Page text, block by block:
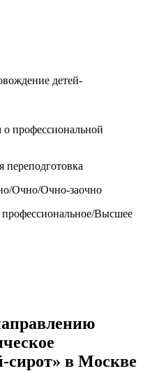
детей-
профессиональной
переподготовка
Очно/Очно-заочно
Высшее
сирот» в Москве